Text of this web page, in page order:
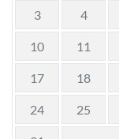
3 4
10 11
17 18
24 25